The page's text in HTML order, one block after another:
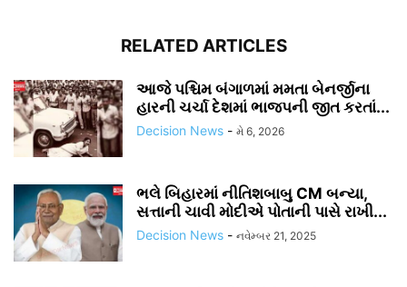
RELATED ARTICLES
આજે પશ્ચિમ બંગાળમાં મમતા બેનર્જીના
હારની ચર્ચા દેશમાં ભાજપની જીત કરતાં...
Decision News - મે 6, 2026
ભલે બિહારમાં નીતિશબાબુ CM બન્યા,
સત્તાની ચાવી મોદીએ પોતાની પાસે રાખી...
Decision News - નવેમ્બર 21, 2025